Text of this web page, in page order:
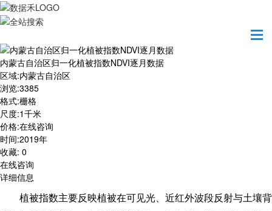
内蒙古自治区归一化植被指数NDVI逐月数据
内蒙古自治区归一化植被指数NDVI逐月数据
区域:内蒙古自治区
浏览:3385
格式:栅格
尺度:1千米
价格:在线咨询
时间:2019年
收藏: 0
在线咨询
详细信息
植被指数主要反映植被在可见光、近红外波段反射与土壤背